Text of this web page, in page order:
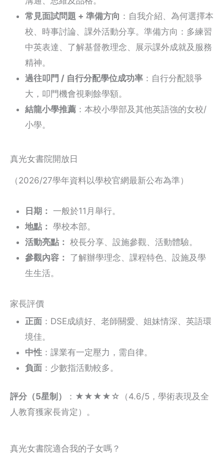
常見面試問題 + 準備方向 ：自我介紹、為何選擇本
校、時事討論、課外活動分享。準備方向：多練習
中英表達、了解基督教理念、展示課外成就及服務
精神。
過往叩門 / 自行分配學位成功率 ：自行分配競爭
大，叩門機會視剩餘學額。
結龍小學推薦 ：本校小學部及其他英語強的女校/
小學。
真光女書院開放日
（2026/27學年資料以學校官網最新公布為準）
日期： 一般於11月舉行。
地點： 學校本部。
活動亮點： 校長分享、設施參觀、活動體驗。
參觀內容：
了解辦學理念、課程特色、設施及學
生生活。
家長評價
正面 ：DSE成績好、老師關愛、姐妹情深、英語環
境佳。
中性 ：課業有一定壓力，需自律。
負面 ：少數指活動較多。
評分（5星制）
：★★★★☆（4.6/5，學術表現及全
人教育獲家長肯定）。
真光女書院適合我的子女嗎？